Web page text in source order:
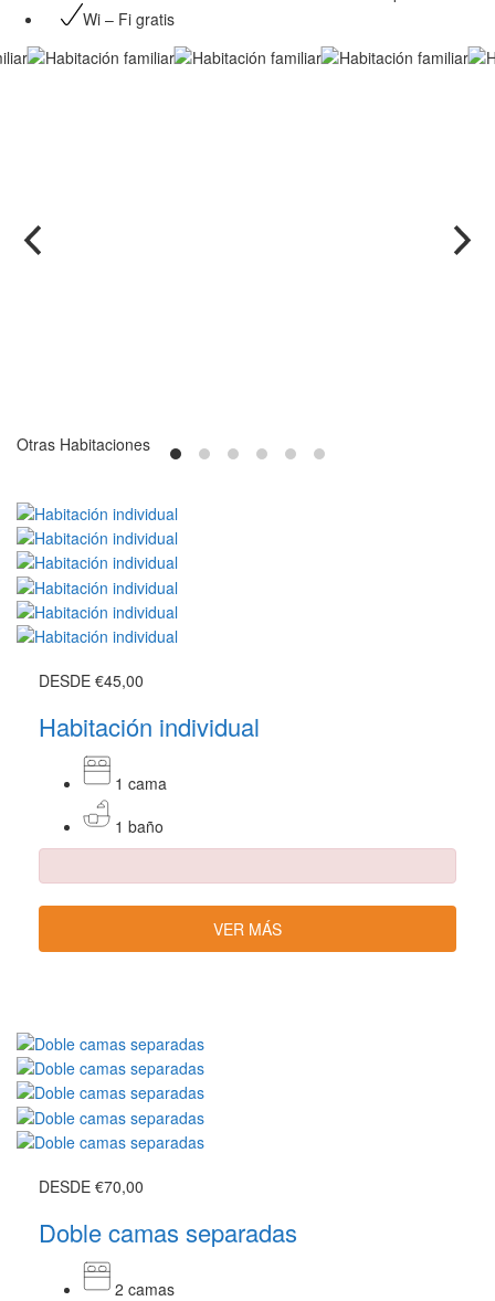
Wi – Fi gratis
Otras Habitaciones
DESDE €45,00
Habitación individual
1 cama
1 baño
VER MÁS
DESDE €70,00
Doble camas separadas
2 camas